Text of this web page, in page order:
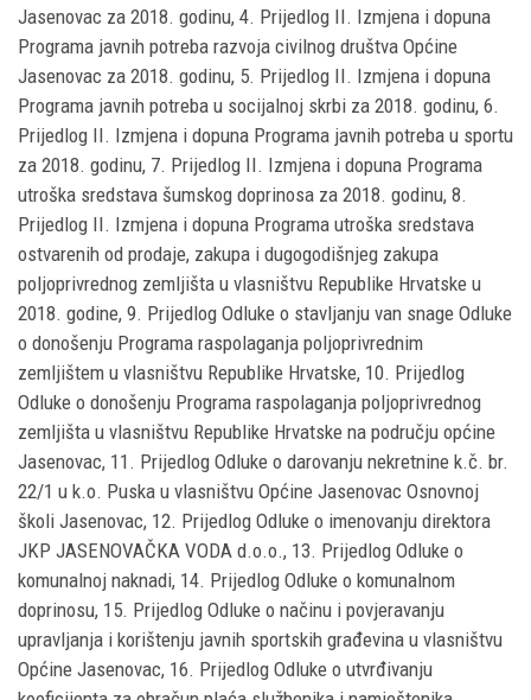
Jasenovac za 2018. godinu, 4. Prijedlog II. Izmjena i dopuna
Programa javnih potreba razvoja civilnog društva Općine
Jasenovac za 2018. godinu, 5. Prijedlog II. Izmjena i dopuna
Programa javnih potreba u socijalnoj skrbi za 2018. godinu, 6.
Prijedlog II. Izmjena i dopuna Programa javnih potreba u sportu
za 2018. godinu, 7. Prijedlog II. Izmjena i dopuna Programa
utroška sredstava šumskog doprinosa za 2018. godinu, 8.
Prijedlog II. Izmjena i dopuna Programa utroška sredstava
ostvarenih od prodaje, zakupa i dugogodišnjeg zakupa
poljoprivrednog zemljišta u vlasništvu Republike Hrvatske u
2018. godine, 9. Prijedlog Odluke o stavljanju van snage Odluke
o donošenju Programa raspolaganja poljoprivrednim
zemljištem u vlasništvu Republike Hrvatske, 10. Prijedlog
Odluke o donošenju Programa raspolaganja poljoprivrednog
zemljišta u vlasništvu Republike Hrvatske na području općine
Jasenovac, 11. Prijedlog Odluke o darovanju nekretnine k.č. br.
22/1 u k.o. Puska u vlasništvu Općine Jasenovac Osnovnoj
školi Jasenovac, 12. Prijedlog Odluke o imenovanju direktora
JKP JASENOVAČKA VODA d.o.o., 13. Prijedlog Odluke o
komunalnoj naknadi, 14. Prijedlog Odluke o komunalnom
doprinosu, 15. Prijedlog Odluke o načinu i povjeravanju
upravljanja i korištenju javnih sportskih građevina u vlasništvu
Općine Jasenovac, 16. Prijedlog Odluke o utvrđivanju